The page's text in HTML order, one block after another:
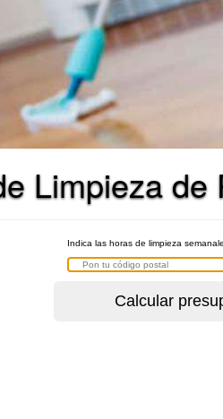
Limpieza
Indica las horas de limpieza